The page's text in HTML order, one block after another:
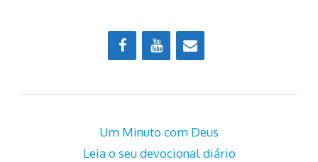
Um Minuto com Deus
Leia o seu devocional diário